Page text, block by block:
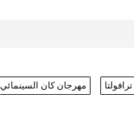
مهرجان كان السينمائي